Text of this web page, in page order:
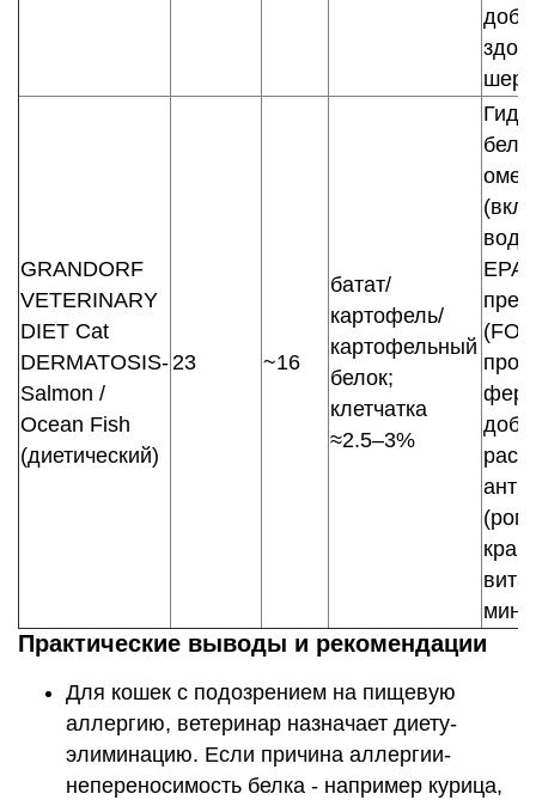
GRANDORF
VETERINARY
DIET Cat
DERMATOSIS-
Salmon /
Ocean Fish
(диетический)
23 ~16
батат/
картофель/
картофельный
белок;
клетчатка
≈2.5–3%
Практические выводы и рекомендации
Для кошек с подозрением на пищевую
аллергию, ветеринар назначает диету-
элиминацию. Если причина аллергии-
непереносимость белка - например курица,